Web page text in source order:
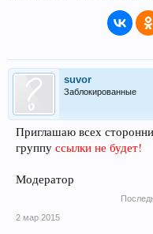
suvor
Заблокированные
Приглашаю всех
группу ссылки не будет!
Модератор
2 мар 2015